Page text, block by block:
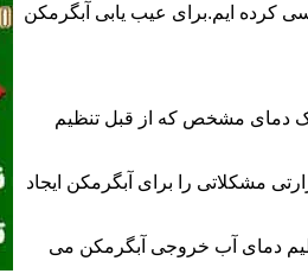
کرده ایم.برای عیب یابی آبگرمکن
دمای مشخص که از قبل تنظیم
مشکلاتی را برای آبگرمکن ایجاد
دمای آب خروجی آبگرمکن می